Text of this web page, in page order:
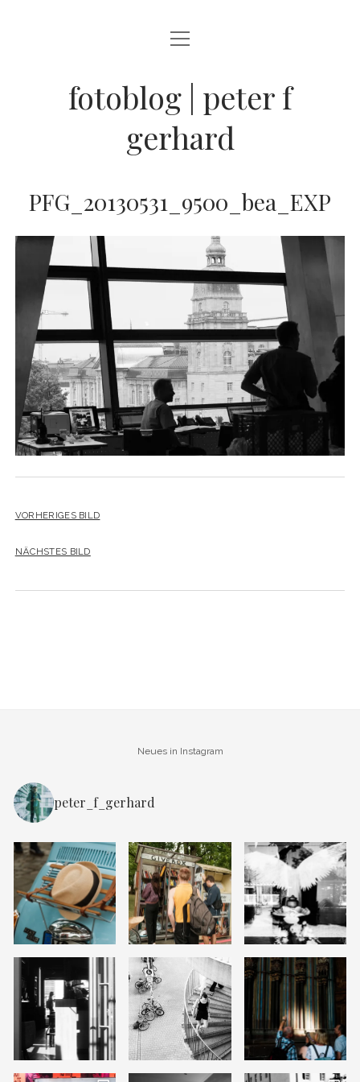
BLOG
JAZZ LIVE !
ZEN MOMENTE
WANDERLUST
Menü
öffnen
DATENSCHUTZ
KONTAKT
ARCHIV
instagram
Menü
öffnen
fotoblog | peter f
gerhard
PFG_20130531_9500_bea_EXP
VORHERIGES BILD
NÄCHSTES BILD
Neues in Instagram
peter_f_gerhard